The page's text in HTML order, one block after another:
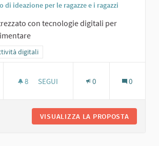
di ideazione per le ragazze e i ragazzi
con tecnologie digitali per
categoria: Laboratori e attività digitali
digitali
8 8 SOSTENITORI
SEGUI 0 0
VISUALIZZA LA PROPOSTA